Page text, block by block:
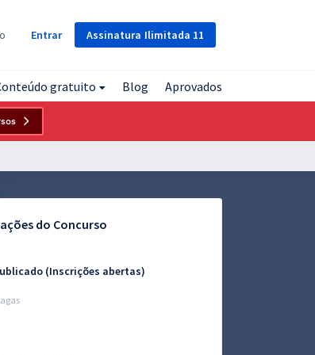
Assinatura Ilimitada 11
Entrar
gratuito Blog Aprovados
do Concurso
(Inscrições abertas)